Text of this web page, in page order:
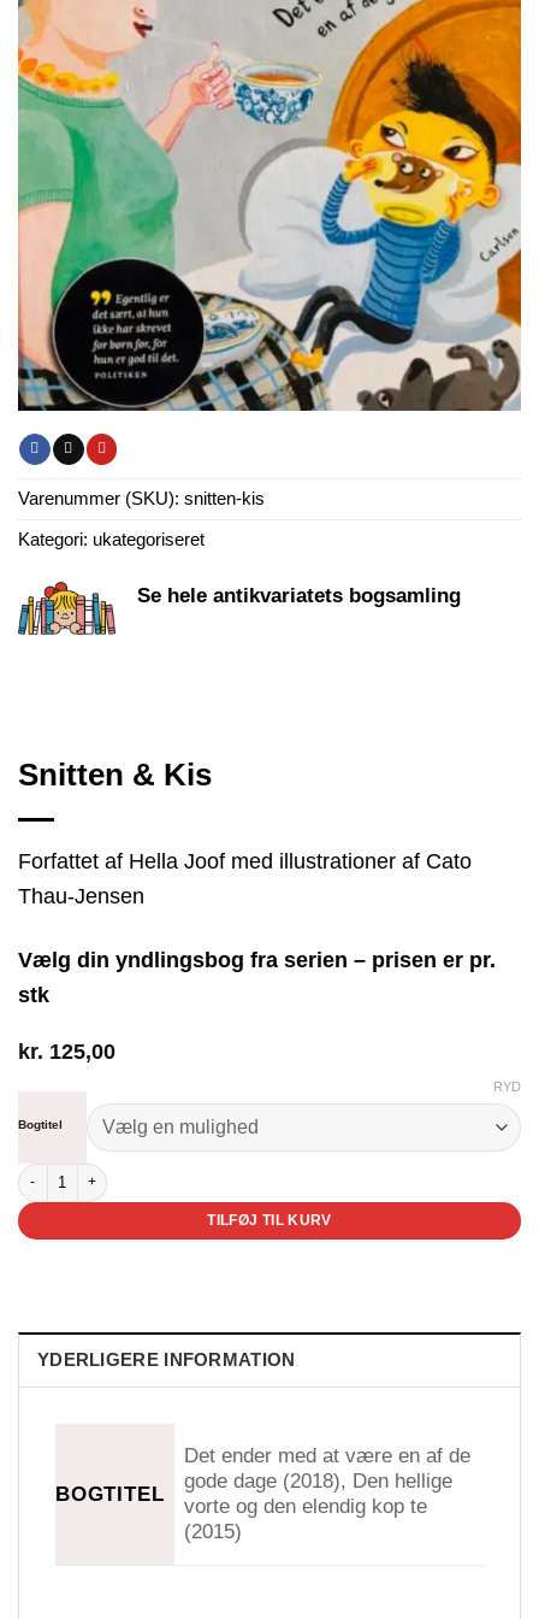
Varenummer (SKU): snitten-kis
Kategori: ukategoriseret
Se hele antikvariatets bogsamling
Snitten & Kis
Forfattet af Hella Joof med illustrationer af Cato
Thau-Jensen
Vælg din yndlingsbog fra serien – prisen er pr.
stk
kr. 125,00
Bogtitel
RYD
Snitten & Kis antal
TILFØJ TIL KURV
YDERLIGERE INFORMATION
BOGTITEL
Det ender med at være en af de
gode dage (2018), Den hellige
vorte og den elendig kop te
(2015)